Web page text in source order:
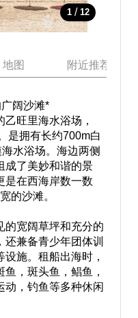
1 / 12
地图 附近推荐景点
阔沙滩*
旺里海水浴场，
是拥有长约700m白
水浴场。海边两侧
成了美妙和谐的景
是在西海岸数一数
的沙滩。
的宽阔草坪和充分的
兼备青少年团体训
施。租船出海时，
，斑头鱼，鲳鱼，
动，钓鱼等多种休闲